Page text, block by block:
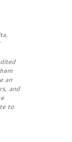
an
and
to